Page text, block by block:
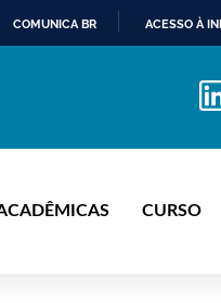
COMUNICA BR ACESSO À
CURSO